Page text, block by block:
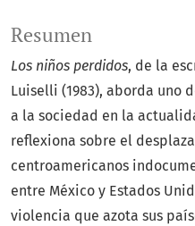
Resumen
Los niños perdidos, de la
Luiselli (1983), aborda uno
a la sociedad en la
reflexiona sobre el
centroamericanos
entre México y Estados
violencia que azota sus